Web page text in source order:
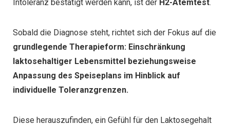
Intoleranz bestätigt werden kann, ist der H2-Atemtest.
Sobald die Diagnose steht, richtet sich der Fokus auf die
grundlegende Therapieform: Einschränkung
laktosehaltiger Lebensmittel beziehungsweise
Anpassung des Speiseplans im Hinblick auf
individuelle Toleranzgrenzen.
Diese herauszufinden, ein Gefühl für den Laktosegehalt